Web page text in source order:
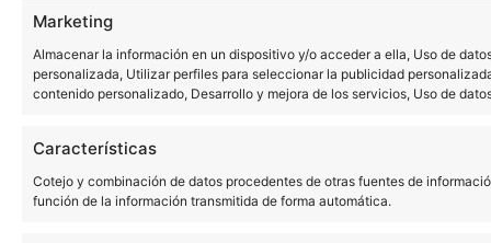
Marketing
Almacenar la información en un dispositivo y/o acceder a ella, Uso de
personalizada, Utilizar perfiles para seleccionar la publicidad
contenido personalizado, Desarrollo y mejora de los servicios, Uso de
Características
Cotejo y combinación de datos procedentes de otras fuentes de
función de la información transmitida de forma automática.